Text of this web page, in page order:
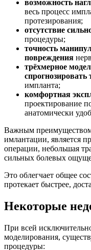
возможность
весь процесс
протезирования;
отсутствие
процедуры;
точность
повреждения
трёхмерное
спрогнозировать
импланта;
комфортная
проектирование
анатомически
Важным преимуществом
имлантации, является
операции, небольшая
сильных болевых
Это облегчает общее
протекает быстрее,
Некоторые
При всей
моделирования,
процедуры: